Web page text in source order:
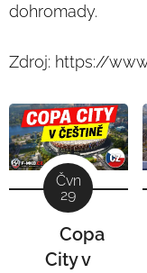
dohromady.
Zdroj: https://
Čvn
29
🔥 Copa
City v